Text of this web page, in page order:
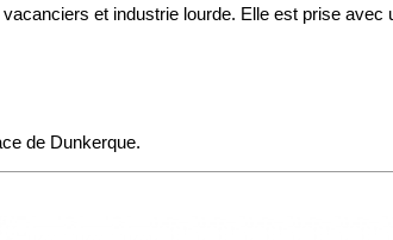
et industrie lourde. Elle est prise
de Dunkerque.